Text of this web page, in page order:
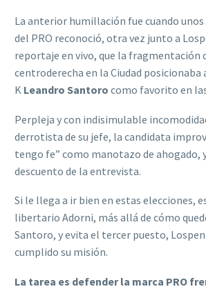
La anterior humillación fue cuando
del PRO reconoció, otra vez junto a
reportaje en vivo, que la fragmentación
centroderecha en la Ciudad posicionaba
K Leandro Santoro como favorito en
Perpleja y con indisimulable
derrotista de su jefe, la candidata
tengo fe” como manotazo de ahogado,
descuento de la entrevista.
Si le llega a ir bien en estas elecciones,
libertario Adorni, más allá de cómo
Santoro, y evita el tercer puesto,
cumplido su misión.
La tarea es defender la marca PRO